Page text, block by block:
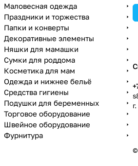
©
Маловесная одежда
Праздники и торжества
Папки и конверты
Декоративные элементы
Няшки для мамашки
Сумки для роддома
Косметика для мам
Одежда и нижнее бельё
Средства гигиены
Подушки для беременных
Торговое оборудование
Швейное оборудование
Фурнитура